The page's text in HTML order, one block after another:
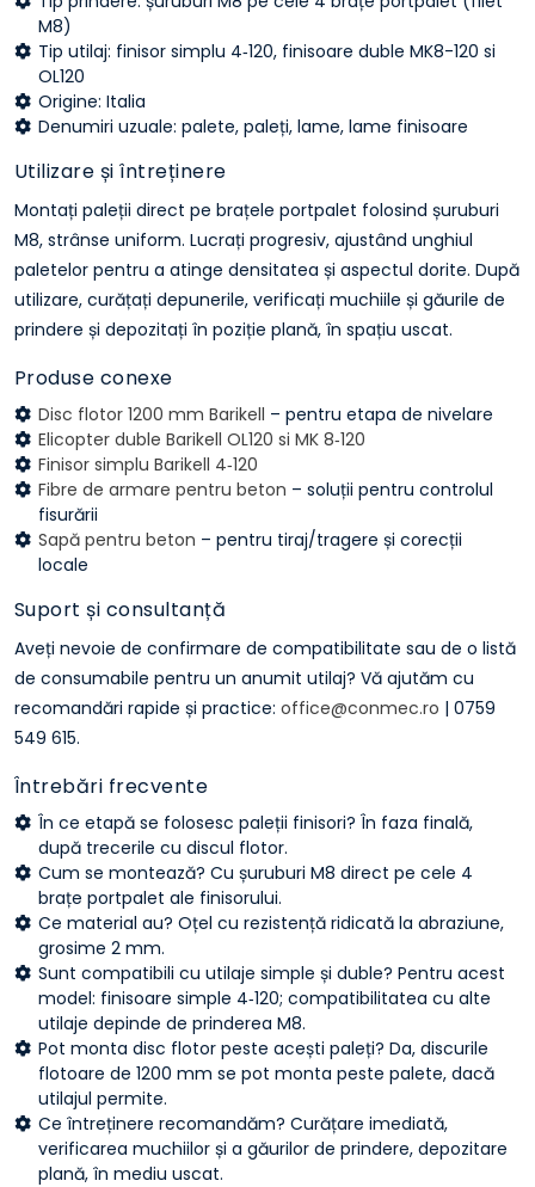
M8)
Tip utilaj: finisor simplu 4‑120, finisoare duble MK8-120 si
OL120
Origine: Italia
Denumiri uzuale: palete, paleți, lame, lame finisoare
Utilizare și întreținere
Montați paleții direct pe brațele portpalet folosind șuruburi
M8, strânse uniform. Lucrați progresiv, ajustând unghiul
paletelor pentru a atinge densitatea și aspectul dorite. După
utilizare, curățați depunerile, verificați muchiile și găurile de
prindere și depozitați în poziție plană, în spațiu uscat.
Produse conexe
Disc flotor 1200 mm Barikell – pentru etapa de nivelare
Elicopter duble Barikell OL120 si MK 8‑120
Finisor simplu Barikell 4‑120
Fibre de armare pentru beton – soluții pentru controlul
fisurării
Sapă pentru beton – pentru tiraj/tragere și corecții
locale
Suport și consultanță
Aveți nevoie de confirmare de compatibilitate sau de o listă
de consumabile pentru un anumit utilaj? Vă ajutăm cu
recomandări rapide și practice: office@conmec.ro | 0759
549 615.
Întrebări frecvente
În ce etapă se folosesc paleții finisori? În faza finală,
după trecerile cu discul flotor.
Cum se montează? Cu șuruburi M8 direct pe cele 4
brațe portpalet ale finisorului.
Ce material au? Oțel cu rezistență ridicată la abraziune,
grosime 2 mm.
Sunt compatibili cu utilaje simple și duble? Pentru acest
model: finisoare simple 4‑120; compatibilitatea cu alte
utilaje depinde de prinderea M8.
Pot monta disc flotor peste acești paleți? Da, discurile
flotoare de 1200 mm se pot monta peste palete, dacă
utilajul permite.
Ce întreținere recomandăm? Curățare imediată,
verificarea muchiilor și a găurilor de prindere, depozitare
plană, în mediu uscat.